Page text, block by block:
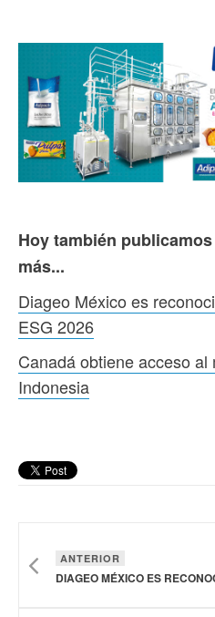
Hoy también
más...
Diageo México es
ESG 2026
Canadá obtiene acceso
Indonesia
ANTERIOR